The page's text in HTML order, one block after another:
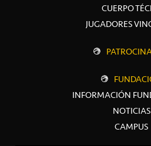
CUERPO
JUGADORES
INFORMACIÓN
NOTICIAS
CAMPUS